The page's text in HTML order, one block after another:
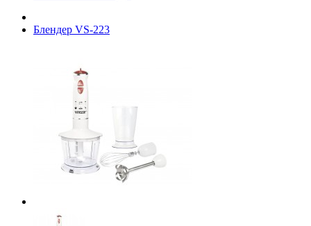
Блендер VS-223